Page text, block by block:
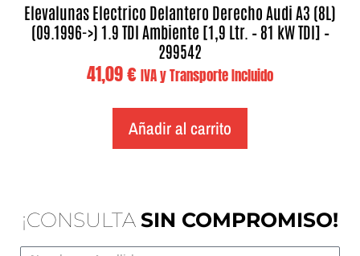
Elevalunas Electrico Delantero Derecho Audi A3 (8L)
(09.1996->) 1.9 TDI Ambiente [1,9 Ltr. – 81 kW TDI] –
299542
41,09€ IVA y Transporte Incluido
Añadir al carrito
¡CONSULTA SIN COMPROMISO!